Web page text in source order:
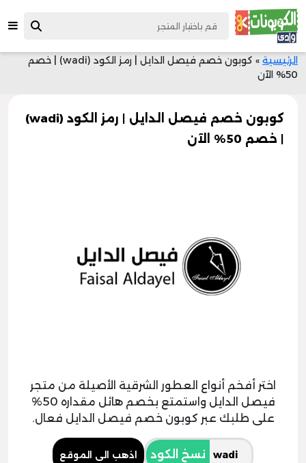
الرئيسية »
كوبون خصم فيصل الدايل | رمز الكود (wadi) | خصم
50% الآن
كوبون خصم فيصل الدايل | رمز الكود (wadi)
| خصم 50% الآن
اختر أفخم أنواع العطور الشرقية الأصيلة من متجر
فيصل الدايل واستمتع بخصم هائل مقداره 50%
على طلبك عبر كوبون خصم فيصل الدايل فعال.
نسخ الكود اذهب الى الموقع